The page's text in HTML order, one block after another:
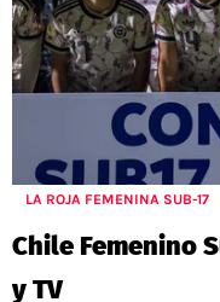
LA ROJA FEMENINA SUB-17
Chile Femenino
y TV